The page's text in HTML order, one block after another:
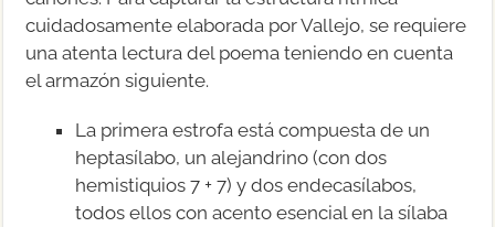
cuidadosamente elaborada por Vallejo, se requiere
una atenta lectura del poema teniendo en cuenta
el armazón siguiente.
La primera estrofa está compuesta de un
heptasílabo, un alejandrino (con dos
hemistiquios 7 + 7) y dos endecasílabos,
todos ellos con acento esencial en la sílaba